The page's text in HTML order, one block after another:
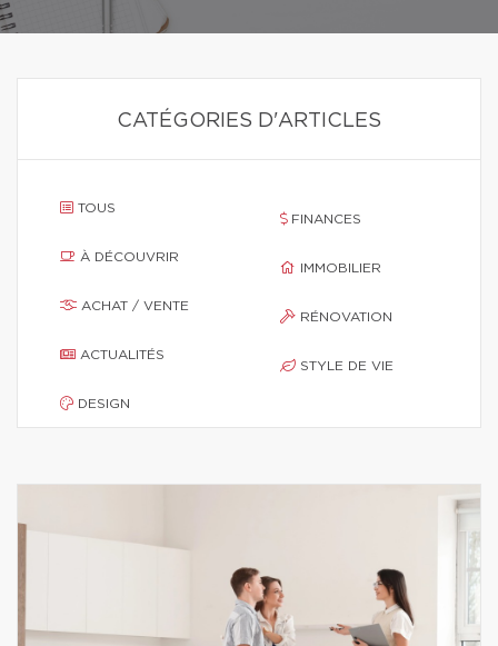
CATÉGORIES D'ARTICLES
TOUS
À DÉCOUVRIR
ACHAT / VENTE
ACTUALITÉS
DESIGN
FINANCES
IMMOBILIER
RÉNOVATION
STYLE DE VIE